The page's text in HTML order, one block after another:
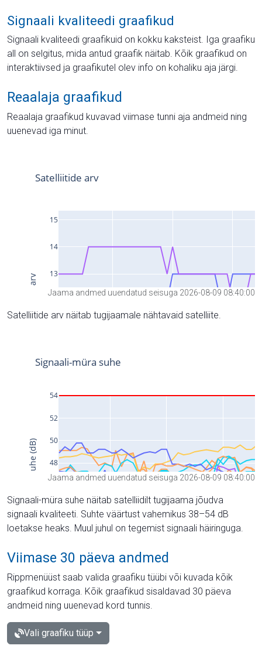
Signaali kvaliteedi graafikud
Signaali kvaliteedi graafikuid on kokku kaksteist. Iga graafiku
all on selgitus, mida antud graafik näitab. Kõik graafikud on
interaktiivsed ja graafikutel olev info on kohaliku aja järgi.
Reaalaja graafikud
Reaalaja graafikud kuvavad viimase tunni aja andmeid ning
uuenevad iga minut.
Jaama andmed uuendatud seisuga 2026-08-09 08:40:00
Satelliitide arv näitab tugijaamale nähtavaid satelliite.
Jaama andmed uuendatud seisuga 2026-08-09 08:40:00
Signaali-müra suhe näitab satelliidilt tugijaama jõudva
signaali kvaliteeti. Suhte väärtust vahemikus 38–54 dB
loetakse heaks. Muul juhul on tegemist signaali häiringuga.
Viimase 30 päeva andmed
Rippmenüüst saab valida graafiku tüübi või kuvada kõik
graafikud korraga. Kõik graafikud sisaldavad 30 päeva
andmeid ning uuenevad kord tunnis.
Vali graafiku tüüp